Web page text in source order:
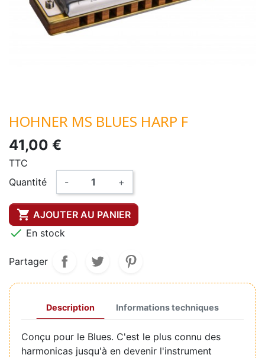
HOHNER MS BLUES HARP F
41,00 €
TTC
Quantité
- +
 AJOUTER AU PANIER
 En stock
Partager
Description Informations techniques
Conçu pour le Blues. C'est le plus connu des
harmonicas jusqu'à en devenir l'instrument